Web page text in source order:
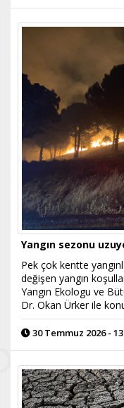
Yangın sezonu
Pek çok kentte
değişen yangın
Yangın Ekologu ve
Dr. Okan Ürker ile
30 Temmuz 2026 -